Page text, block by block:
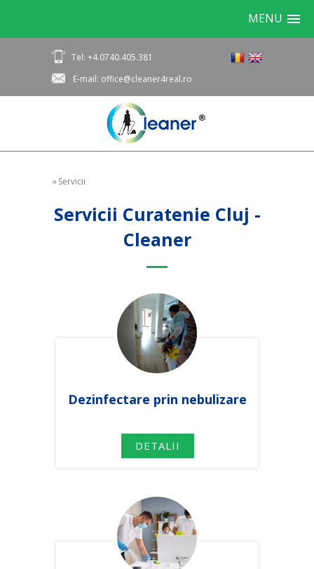
MENU
Tel: +4.0740.405.381
E-mail: office@cleaner4real.ro
»Servicii
Servicii Curatenie Cluj -
Cleaner
Dezinfectare prin nebulizare
DETALII